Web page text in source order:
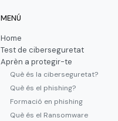
MENÚ
Home
Test de ciberseguretat
Aprèn a protegir-te
Què és la ciberseguretat?
Què és el phishing?
Formació en phishing
Què és el Ransomware